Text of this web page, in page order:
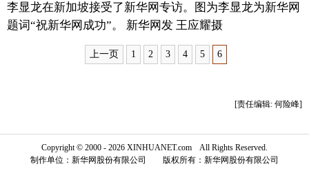
新华电视中文 新华电视英文 返回PC
李显龙在新加坡接受了新华网专访。图为李显龙为新华网
题词“祝新华网成功”。 新华网发 王应耀摄
上一页 1 2 3 4 5 6
[责任编辑: 何险峰]
Copyright © 2000 - 2026 XINHUANET.com All Rights Reserved.
制作单位：新华网股份有限公司 版权所有：新华网股份有限公司